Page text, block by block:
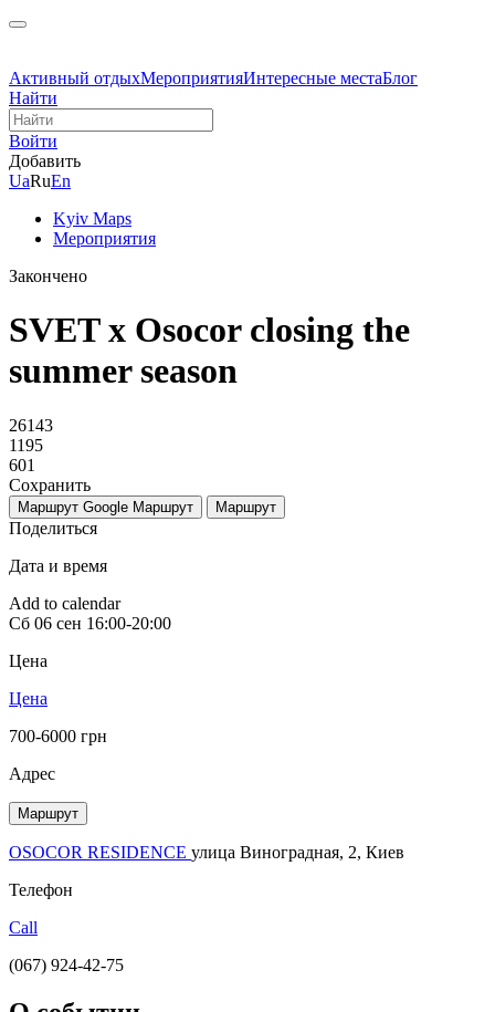
Активный отдыхМероприятияИнтересные местаБлог
Найти
Войти
Добавить
UaRuEn
Kyiv Maps
Мероприятия
Закончено
SVET x Osocor closing the
summer season
26143
1195
601
Сохранить
Маршрут Google Маршрут Маршрут
Поделиться
Дата и время
Add to calendar
Сб 06 сен 16:00-20:00
Цена
Цена
700-6000 грн
Адрес
Маршрут
OSOCOR RESIDENCE улица Виноградная, 2, Киев
Телефон
Call
(067) 924-42-75